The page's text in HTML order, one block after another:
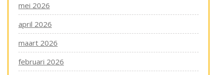
mei 2026
april 2026
maart 2026
februari 2026